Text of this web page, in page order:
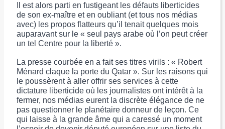
Il est alors parti en fustigeant les défauts liberticides
de son ex-maître et en oubliant (et tous nos médias
avec) les propos flatteurs qu’il tenait quelques mois
auparavant sur le « seul pays arabe où l’on peut créer
un tel Centre pour la liberté ».
La presse courbée en a fait ses titres virils : « Robert
Ménard claque la porte du Qatar ». Sur les raisons qui
le poussèrent à aller offrir ses services à cette
dictature liberticide où les journalistes ont intérêt à la
fermer, nos médias eurent la discrète élégance de ne
pas questionner le planétaire donneur de leçon. Ce
qui laisse à la grande âme qui a caressé un moment